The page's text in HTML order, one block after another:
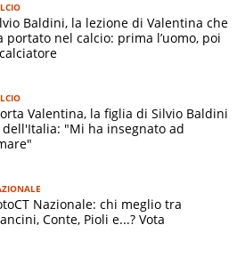
con Paola e ha tre figli: Valentina,
e legato ai valori familiari, ha
distante dal calcio più
e meritocrazia. Celebre
e sincero, Baldini è diventato
del calcio italiano, amato da
Baldini, la lezione di Valentina che
portato nel calcio: prima l’uomo, poi
Valentina, la figlia di Silvio Baldini
"Mi ha insegnato ad
Nazionale: chi meglio tra
Conte, Pioli e...? Vota